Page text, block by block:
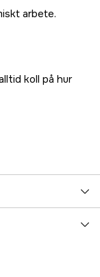
arbete.
koll på hur
280 cm